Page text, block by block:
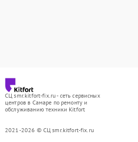
СЦ smr.kitfort-fix.ru - сеть сервисных
центров в Самаре по ремонту и
обслуживанию техники Kitfort
2021-2026 © СЦ smr.kitfort-fix.ru